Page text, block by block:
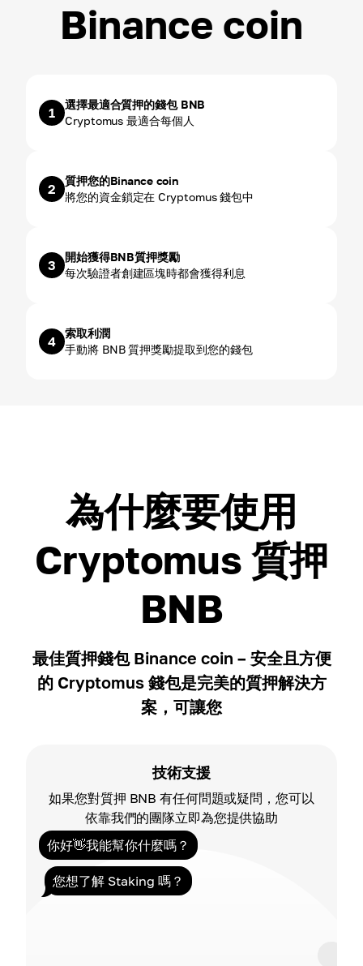
Binance coin
1
選擇最適合質押的錢包 BNB
Cryptomus 最適合每個人
2
質押您的Binance coin
將您的資金鎖定在 Cryptomus 錢包中
3
開始獲得BNB質押獎勵
每次驗證者創建區塊時都會獲得利息
4
索取利潤
手動將 BNB 質押獎勵提取到您的錢包
為什麼要使用
Cryptomus 質押
BNB
最佳質押錢包 Binance coin – 安全且方便
的 Cryptomus 錢包是完美的質押解決方
案，可讓您
你好👋我能幫你什麼嗎？
您想了解 Staking 嗎？
技術支援
如果您對質押 BNB 有任何問題或疑問，您可以
依靠我們的團隊立即為您提供協助